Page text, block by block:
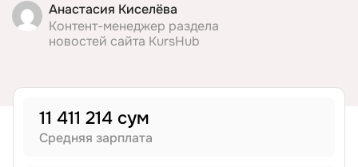
Анастасия Киселёва
Контент-менеджер раздела
новостей сайта KursHub
11 411 214 сум
Средняя зарплата
Менеджмент
Иностранные языки
Soft Skills